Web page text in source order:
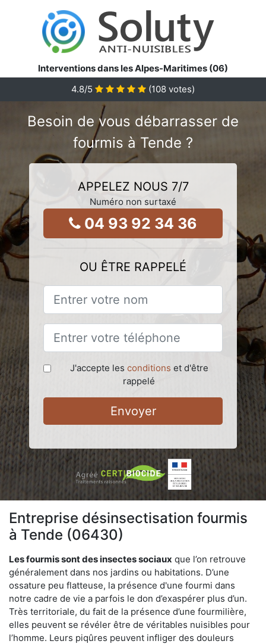
Interventions dans les Alpes-Maritimes (06)
4.8/5 (108 votes)
Besoin de vous débarrasser de
fourmis à Tende ?
APPELEZ NOUS 7/7
Numéro non surtaxé
04 93 92 34 36
OU ÊTRE RAPPELÉ
J'accepte les conditions et d'être
rappelé
Envoyer
Entreprise désinsectisation fourmis
à Tende (06430)
Les fourmis sont des insectes sociaux que l’on retrouve
généralement dans nos jardins ou habitations. D’une
ossature peu flatteuse, la présence d'une fourmi dans
notre cadre de vie a parfois le don d’exaspérer plus d’un.
Très territoriale, du fait de la présence d’une fourmilière,
elles peuvent se révéler être de véritables nuisibles pour
l’homme. Leurs piqûres peuvent infliger des douleurs